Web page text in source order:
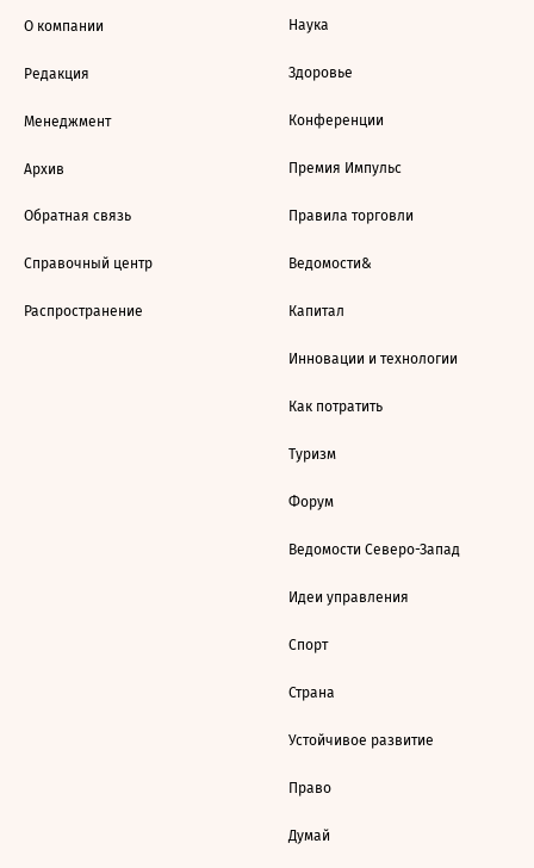
О компании
Редакция
Менеджмент
Архив
Обратная связь
Справочный центр
Распространение
Наука
Здоровье
Конференции
Премия Импульс
Правила торговли
Ведомости&
Капитал
Инновации и технологии
Как потратить
Туризм
Форум
Ведомости Северо-Запад
Идеи управления
Спорт
Страна
Устойчивое развитие
Право
Думай